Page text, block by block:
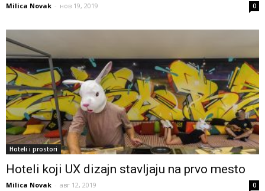
Milica Novak - нов 19, 2019 0
Hoteli i prostori
Hoteli koji UX dizajn stavljaju na prvo mesto
Milica Novak - авг 12, 2019 0